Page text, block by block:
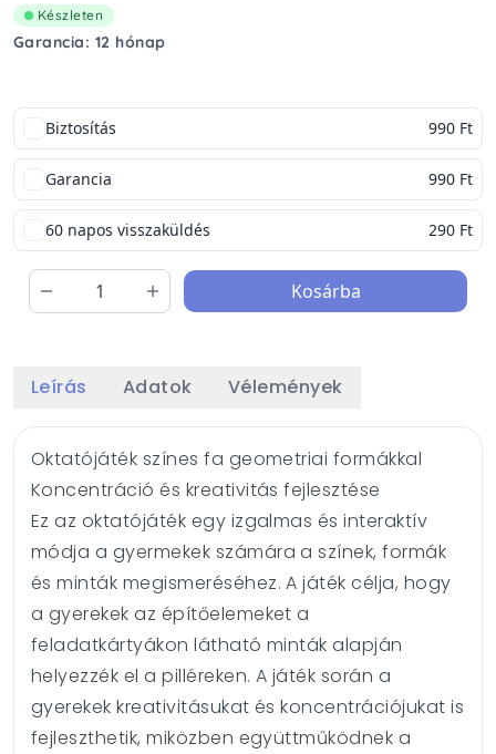
Készleten
Garancia: 12 hónap
Biztosítás 990 Ft
Garancia 990 Ft
60 napos visszaküldés 290 Ft
Kosárba
Leírás Adatok Vélemények
Oktatójáték színes fa geometriai formákkal
Koncentráció és kreativitás fejlesztése
Ez az oktatójáték egy izgalmas és interaktív
módja a gyermekek számára a színek, formák
és minták megismeréséhez. A játék célja, hogy
a gyerekek az építőelemeket a
feladatkártyákon látható minták alapján
helyezzék el a pilléreken. A játék során a
gyerekek kreativitásukat és koncentrációjukat is
fejleszthetik, miközben együttműködnek a